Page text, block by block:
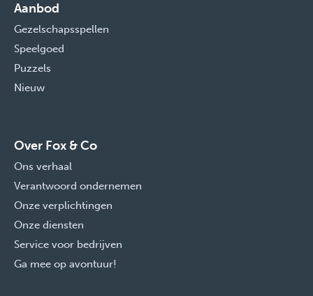
Aanbod
Gezelschapsspellen
Speelgoed
Puzzels
Nieuw
Over Fox & Co
Ons verhaal
Verantwoord ondernemen
Onze verplichtingen
Onze diensten
Service voor bedrijven
Ga mee op avontuur!